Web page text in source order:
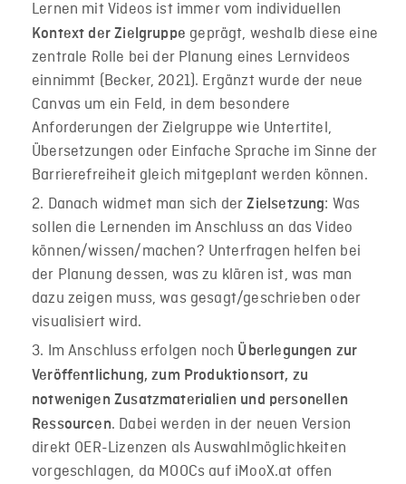
Lernen mit Videos ist immer vom individuellen
Kontext der Zielgruppe geprägt, weshalb diese eine
zentrale Rolle bei der Planung eines Lernvideos
einnimmt (Becker, 2021). Ergänzt wurde der neue
Canvas um ein Feld, in dem besondere
Anforderungen der Zielgruppe wie Untertitel,
Übersetzungen oder Einfache Sprache im Sinne der
Barrierefreiheit gleich mitgeplant werden können.
Danach widmet man sich der Zielsetzung: Was
sollen die Lernenden im Anschluss an das Video
können/wissen/machen? Unterfragen helfen bei
der Planung dessen, was zu klären ist, was man
dazu zeigen muss, was gesagt/geschrieben oder
visualisiert wird.
Im Anschluss erfolgen noch Überlegungen zur
Veröffentlichung, zum Produktionsort, zu
notwenigen Zusatzmaterialien und personellen
Ressourcen. Dabei werden in der neuen Version
direkt OER-Lizenzen als Auswahlmöglichkeiten
vorgeschlagen, da MOOCs auf iMooX.at offen